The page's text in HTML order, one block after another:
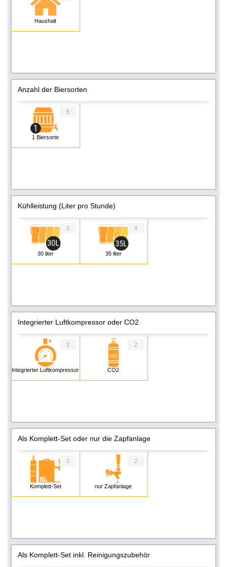
Haushalt
Anzahl der Biersorten
1 Biersorte
5
Kühlleistung (Liter pro Stunde)
30 liter
2
35 liter
4
Integrierter Luftkompressor oder CO2
Integrierter Luftkompressor
2
CO2
2
Als Komplett-Set oder nur die Zapfanlage
Komplett-Set
2
nur Zapfanlage
2
Als Komplett-Set inkl. Reinigungszubehör